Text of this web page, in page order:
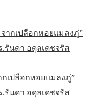
เปลือกหอยแมลงภู่”
รันดา อดุลเดชจรัส